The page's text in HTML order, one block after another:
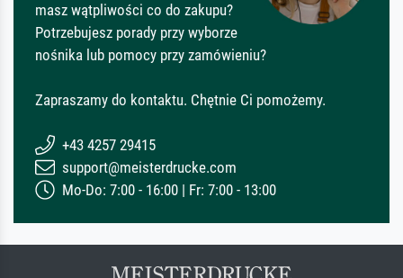
masz wątpliwości co do zakupu?
Potrzebujesz porady przy wyborze
nośnika lub pomocy przy zamówieniu?
Zapraszamy do kontaktu. Chętnie Ci pomożemy.
+43 4257 29415
support@meisterdrucke.com
Mo-Do: 7:00 - 16:00 | Fr: 7:00 - 13:00